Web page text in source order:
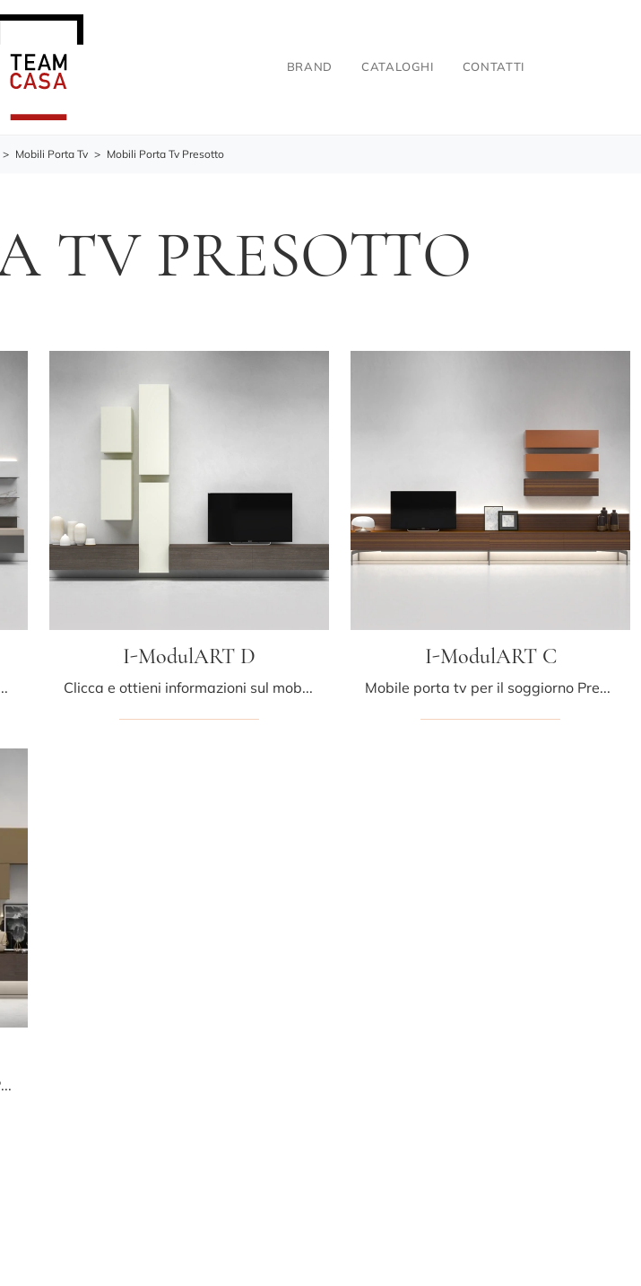
BRAND CATALOGHI CONTATTI
> Mobili Porta Tv > Mobili Porta Tv Presotto
TV PRESOTTO
di più sul modello I-ModulART E, perfetto per spazi moderni.
I-ModulART D
Clicca e ottieni informazioni sul mobile porta tv I-ModulART D di Presotto: realizzato in melaminico, è la scelta ideale per spazi moderni.
I-ModulART C
Mobile porta tv per il soggiorno Presotto in melaminico: clicca e ottieni informazioni sul modello I-ModulART C, pensato per spazi moderni.
Mobile porta tv per la zona giorno Presotto in legno: clicca e scopri di più sul modello InclinArt 04, pensato per spazi moderni.